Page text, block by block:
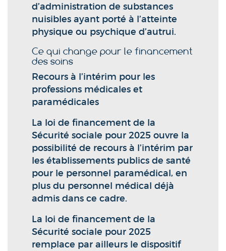
d’administration de substances
nuisibles ayant porté à l’atteinte
physique ou psychique d’autrui.
Ce qui change pour le financement
des soins
Recours à l’intérim pour les
professions médicales et
paramédicales
La loi de financement de la
Sécurité sociale pour 2025 ouvre la
possibilité de recours à l’intérim par
les établissements publics de santé
pour le personnel paramédical, en
plus du personnel médical déjà
admis dans ce cadre.
La loi de financement de la
Sécurité sociale pour 2025
remplace par ailleurs le dispositif